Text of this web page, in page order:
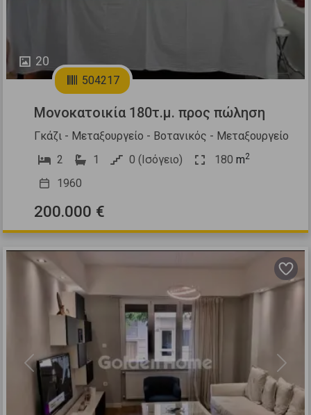
20
504217
Μονοκατοικία 180τ.μ. προς πώληση
Γκάζι - Μεταξουργείο - Βοτανικός - Μεταξουργείο
2
1 0 (Ισόγειο) 180 m2
1960
200.000 €
Previous Next